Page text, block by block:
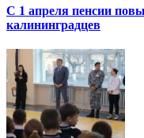
С 1 апреля пенсии
калининградцев